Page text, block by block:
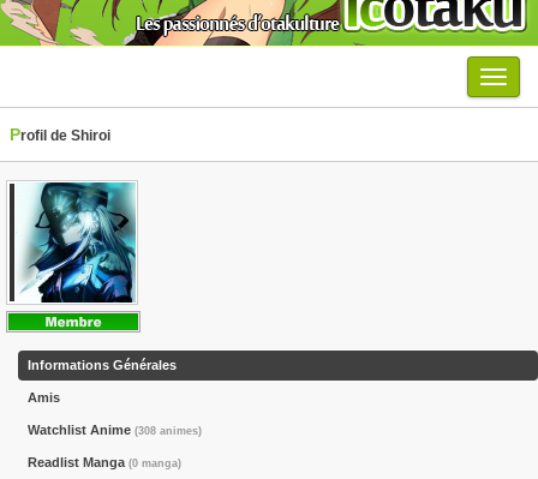
Menu
Profil de Shiroi
Informations Générales
Amis
Watchlist Anime (308 animes)
Readlist Manga (0 manga)